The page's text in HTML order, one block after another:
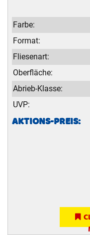
Farbe:
Format:
Fliesenart:
Oberfläche:
Abrieb-Klasse:
UVP:
AKTIONS-PREIS: